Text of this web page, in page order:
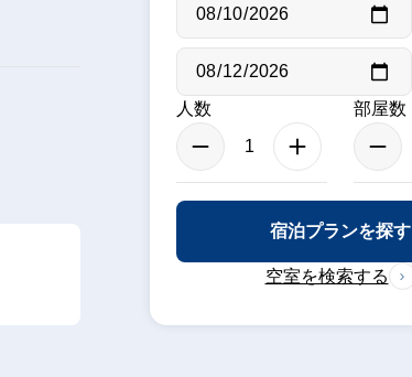
人数 部屋数
宿泊プランを探す
空室を検索する